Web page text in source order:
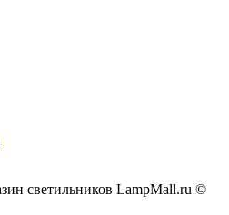
светильников LampMall.ru ©